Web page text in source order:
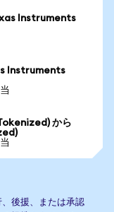
Instruments
Instruments
から
後援、または承認